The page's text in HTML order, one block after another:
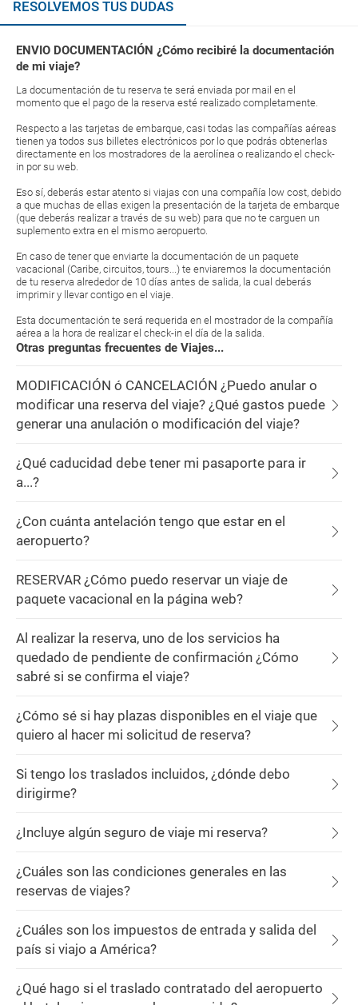
RESOLVEMOS TUS DUDAS
ENVIO DOCUMENTACIÓN ¿Cómo recibiré la documentación
de mi viaje?
La documentación de tu reserva te será enviada por mail en el
momento que el pago de la reserva esté realizado completamente.
Respecto a las tarjetas de embarque, casi todas las compañías aéreas
tienen ya todos sus billetes electrónicos por lo que podrás obtenerlas
directamente en los mostradores de la aerolínea o realizando el check-
in por su web.
Eso sí, deberás estar atento si viajas con una compañía low cost, debido
a que muchas de ellas exigen la presentación de la tarjeta de embarque
(que deberás realizar a través de su web) para que no te carguen un
suplemento extra en el mismo aeropuerto.
En caso de tener que enviarte la documentación de un paquete
vacacional (Caribe, circuitos, tours...) te enviaremos la documentación
de tu reserva alrededor de 10 días antes de salida, la cual deberás
imprimir y llevar contigo en el viaje.
Esta documentación te será requerida en el mostrador de la compañía
aérea a la hora de realizar el check-in el día de la salida.
Otras preguntas frecuentes de Viajes...
MODIFICACIÓN ó CANCELACIÓN ¿Puedo anular o
modificar una reserva del viaje? ¿Qué gastos puede
generar una anulación o modificación del viaje?
¿Qué caducidad debe tener mi pasaporte para ir
a...?
¿Con cuánta antelación tengo que estar en el
aeropuerto?
RESERVAR ¿Cómo puedo reservar un viaje de
paquete vacacional en la página web?
Al realizar la reserva, uno de los servicios ha
quedado de pendiente de confirmación ¿Cómo
sabré si se confirma el viaje?
¿Cómo sé si hay plazas disponibles en el viaje que
quiero al hacer mi solicitud de reserva?
Si tengo los traslados incluidos, ¿dónde debo
dirigirme?
¿Incluye algún seguro de viaje mi reserva?
¿Cuáles son las condiciones generales en las
reservas de viajes?
¿Cuáles son los impuestos de entrada y salida del
país si viajo a América?
¿Qué hago si el traslado contratado del aeropuerto